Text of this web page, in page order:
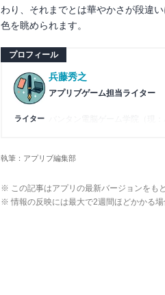
わり、それまでとは華やかさが段違
色を眺められます。
プロフィール
ライター
兵藤秀之
アプリブゲーム担当ライター
バンタン電脳ゲーム学院（現
字検定2級を所持。ゲームが持
執筆：アプリブ編集部
※ この記事はアプリの最新バージョンをも
※ 情報の反映には最大で2週間ほどかかる場